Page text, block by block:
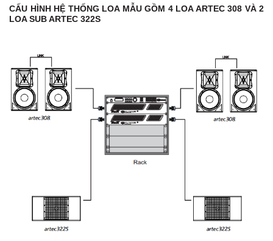
CẤU HÌNH HỆ THỐNG LOA MẪU GỒM 4 LOA ARTEC 308 VÀ 2
LOA SUB ARTEC 322S